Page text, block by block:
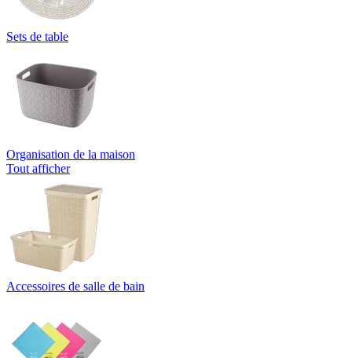
Sets de table
Organisation de la maison
Tout afficher
Accessoires de salle de bain